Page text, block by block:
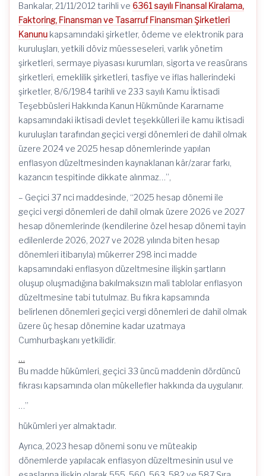
Bankalar, 21/11/2012 tarihli ve 6361 sayılı Finansal Kiralama,
Faktoring, Finansman ve Tasarruf Finansman Şirketleri
Kanunu kapsamındaki şirketler, ödeme ve elektronik para
kuruluşları, yetkili döviz müesseseleri, varlık yönetim
şirketleri, sermaye piyasası kurumları, sigorta ve reasürans
şirketleri, emeklilik şirketleri, tasfiye ve iflas hallerindeki
şirketler, 8/6/1984 tarihli ve 233 sayılı Kamu İktisadi
Teşebbüsleri Hakkında Kanun Hükmünde Kararname
kapsamındaki iktisadi devlet teşekkülleri ile kamu iktisadi
kuruluşları tarafından geçici vergi dönemleri de dahil olmak
üzere 2024 ve 2025 hesap dönemlerinde yapılan
enflasyon düzeltmesinden kaynaklanan kâr/zarar farkı,
kazancın tespitinde dikkate alınmaz…”,
– Geçici 37 nci maddesinde, “2025 hesap dönemi ile
geçici vergi dönemleri de dahil olmak üzere 2026 ve 2027
hesap dönemlerinde (kendilerine özel hesap dönemi tayin
edilenlerde 2026, 2027 ve 2028 yılında biten hesap
dönemleri itibarıyla) mükerrer 298 inci madde
kapsamındaki enflasyon düzeltmesine ilişkin şartların
oluşup oluşmadığına bakılmaksızın mali tablolar enflasyon
düzeltmesine tabi tutulmaz. Bu fıkra kapsamında
belirlenen dönemleri geçici vergi dönemleri de dahil olmak
üzere üç hesap dönemine kadar uzatmaya
Cumhurbaşkanı yetkilidir.
…
Bu madde hükümleri, geçici 33 üncü maddenin dördüncü
fıkrası kapsamında olan mükellefler hakkında da uygulanır.
…”
hükümleri yer almaktadır.
Ayrıca, 2023 hesap dönemi sonu ve müteakip
dönemlerde yapılacak enflasyon düzeltmesinin usul ve